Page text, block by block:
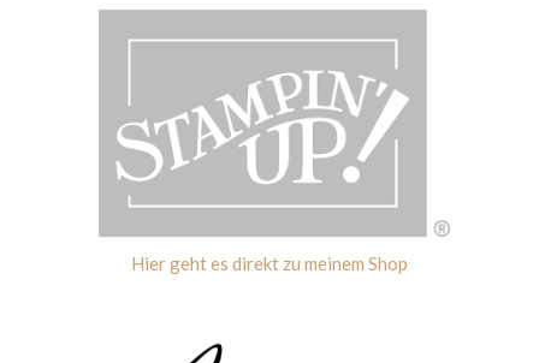
Hier geht es direkt zu meinem Shop